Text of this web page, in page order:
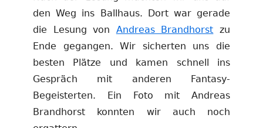
den Weg ins Ballhaus. Dort war gerade
die Lesung von Andreas Brandhorst zu
Ende gegangen. Wir sicherten uns die
besten Plätze und kamen schnell ins
Gespräch mit anderen Fantasy-
Begeisterten. Ein Foto mit Andreas
Brandhorst konnten wir auch noch